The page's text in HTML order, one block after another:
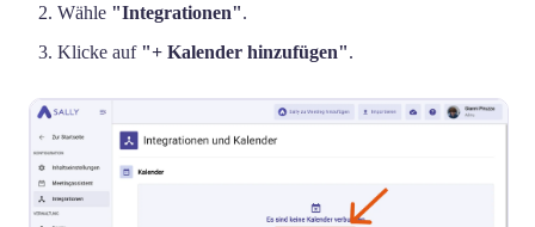
Wähle "Integrationen".
Klicke auf "+ Kalender hinzufügen".